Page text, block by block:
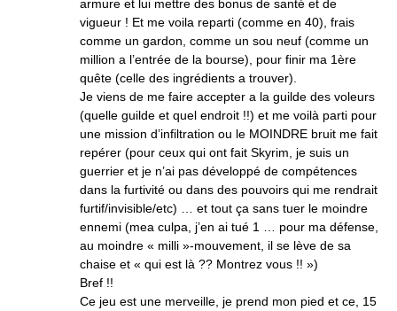
armure et lui mettre des bonus de santé et de
vigueur ! Et me voila reparti (comme en 40), frais
comme un gardon, comme un sou neuf (comme un
million a l’entrée de la bourse), pour finir ma 1ère
quête (celle des ingrédients a trouver).
Je viens de me faire accepter a la guilde des voleurs
(quelle guilde et quel endroit !!) et me voilà parti pour
une mission d’infiltration ou le MOINDRE bruit me fait
repérer (pour ceux qui ont fait Skyrim, je suis un
guerrier et je n’ai pas développé de compétences
dans la furtivité ou dans des pouvoirs qui me rendrait
furtif/invisible/etc) … et tout ça sans tuer le moindre
ennemi (mea culpa, j’en ai tué 1 … pour ma défense,
au moindre « milli »-mouvement, il se lève de sa
chaise et « qui est là ?? Montrez vous !! »)
Bref !!
Ce jeu est une merveille, je prend mon pied et ce, 15